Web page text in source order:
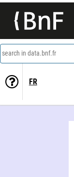
search in data.bnf.fr
FR